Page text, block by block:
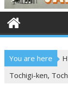
n
e
You are here
Tochigi-ken,